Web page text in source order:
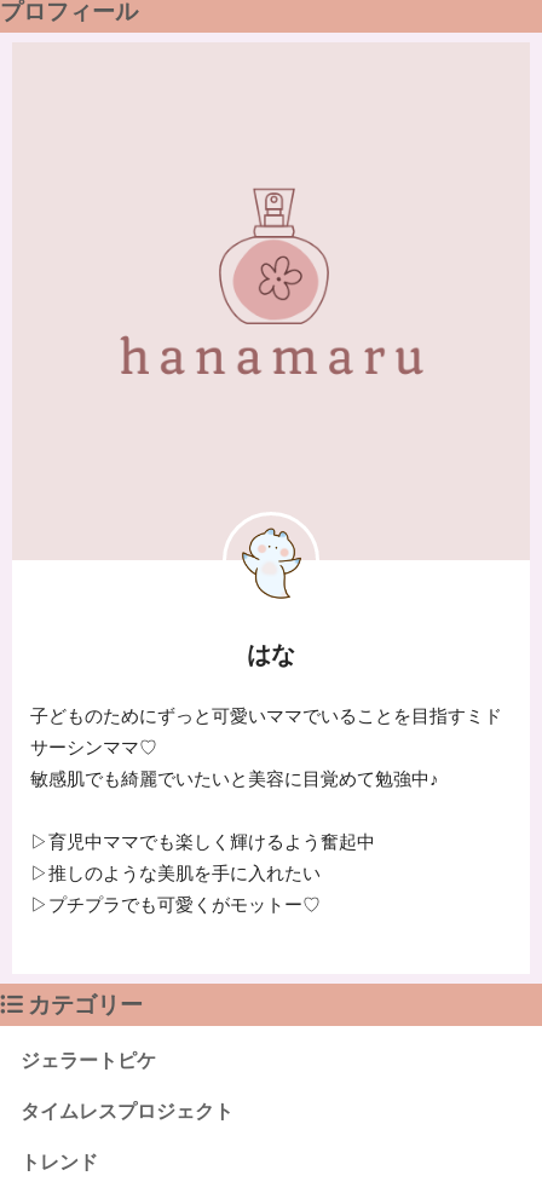
プロフィール
はな
子どものためにずっと可愛いママでいることを目指すミド
サーシンママ♡
敏感肌でも綺麗でいたいと美容に目覚めて勉強中♪
▷育児中ママでも楽しく輝けるよう奮起中
▷推しのような美肌を手に入れたい
▷プチプラでも可愛くがモットー♡
カテゴリー
ジェラートピケ
タイムレスプロジェクト
トレンド